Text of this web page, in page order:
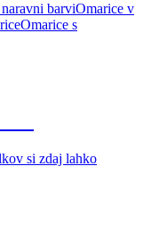
barviOmarice v
Omarice s
si zdaj lahko